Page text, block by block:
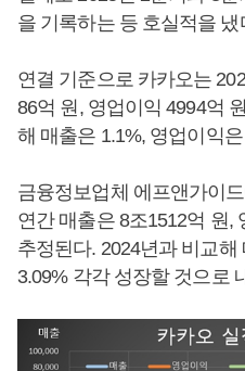
을 기록하는 등 호실적을 냈
연결 기준으로 카카오는
86억 원, 영업이익 4994억
해 매출은 1.1%, 영업이익
금융정보업체 에프앤가이
연간 매출은 8조1512억 원,
추정된다. 2024년과 비교
3.09% 각각 성장할 것으로